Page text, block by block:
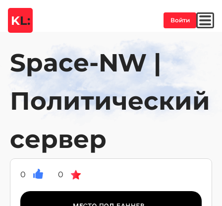
KL: Войти
Space-NW |
Политический
сервер
0 0